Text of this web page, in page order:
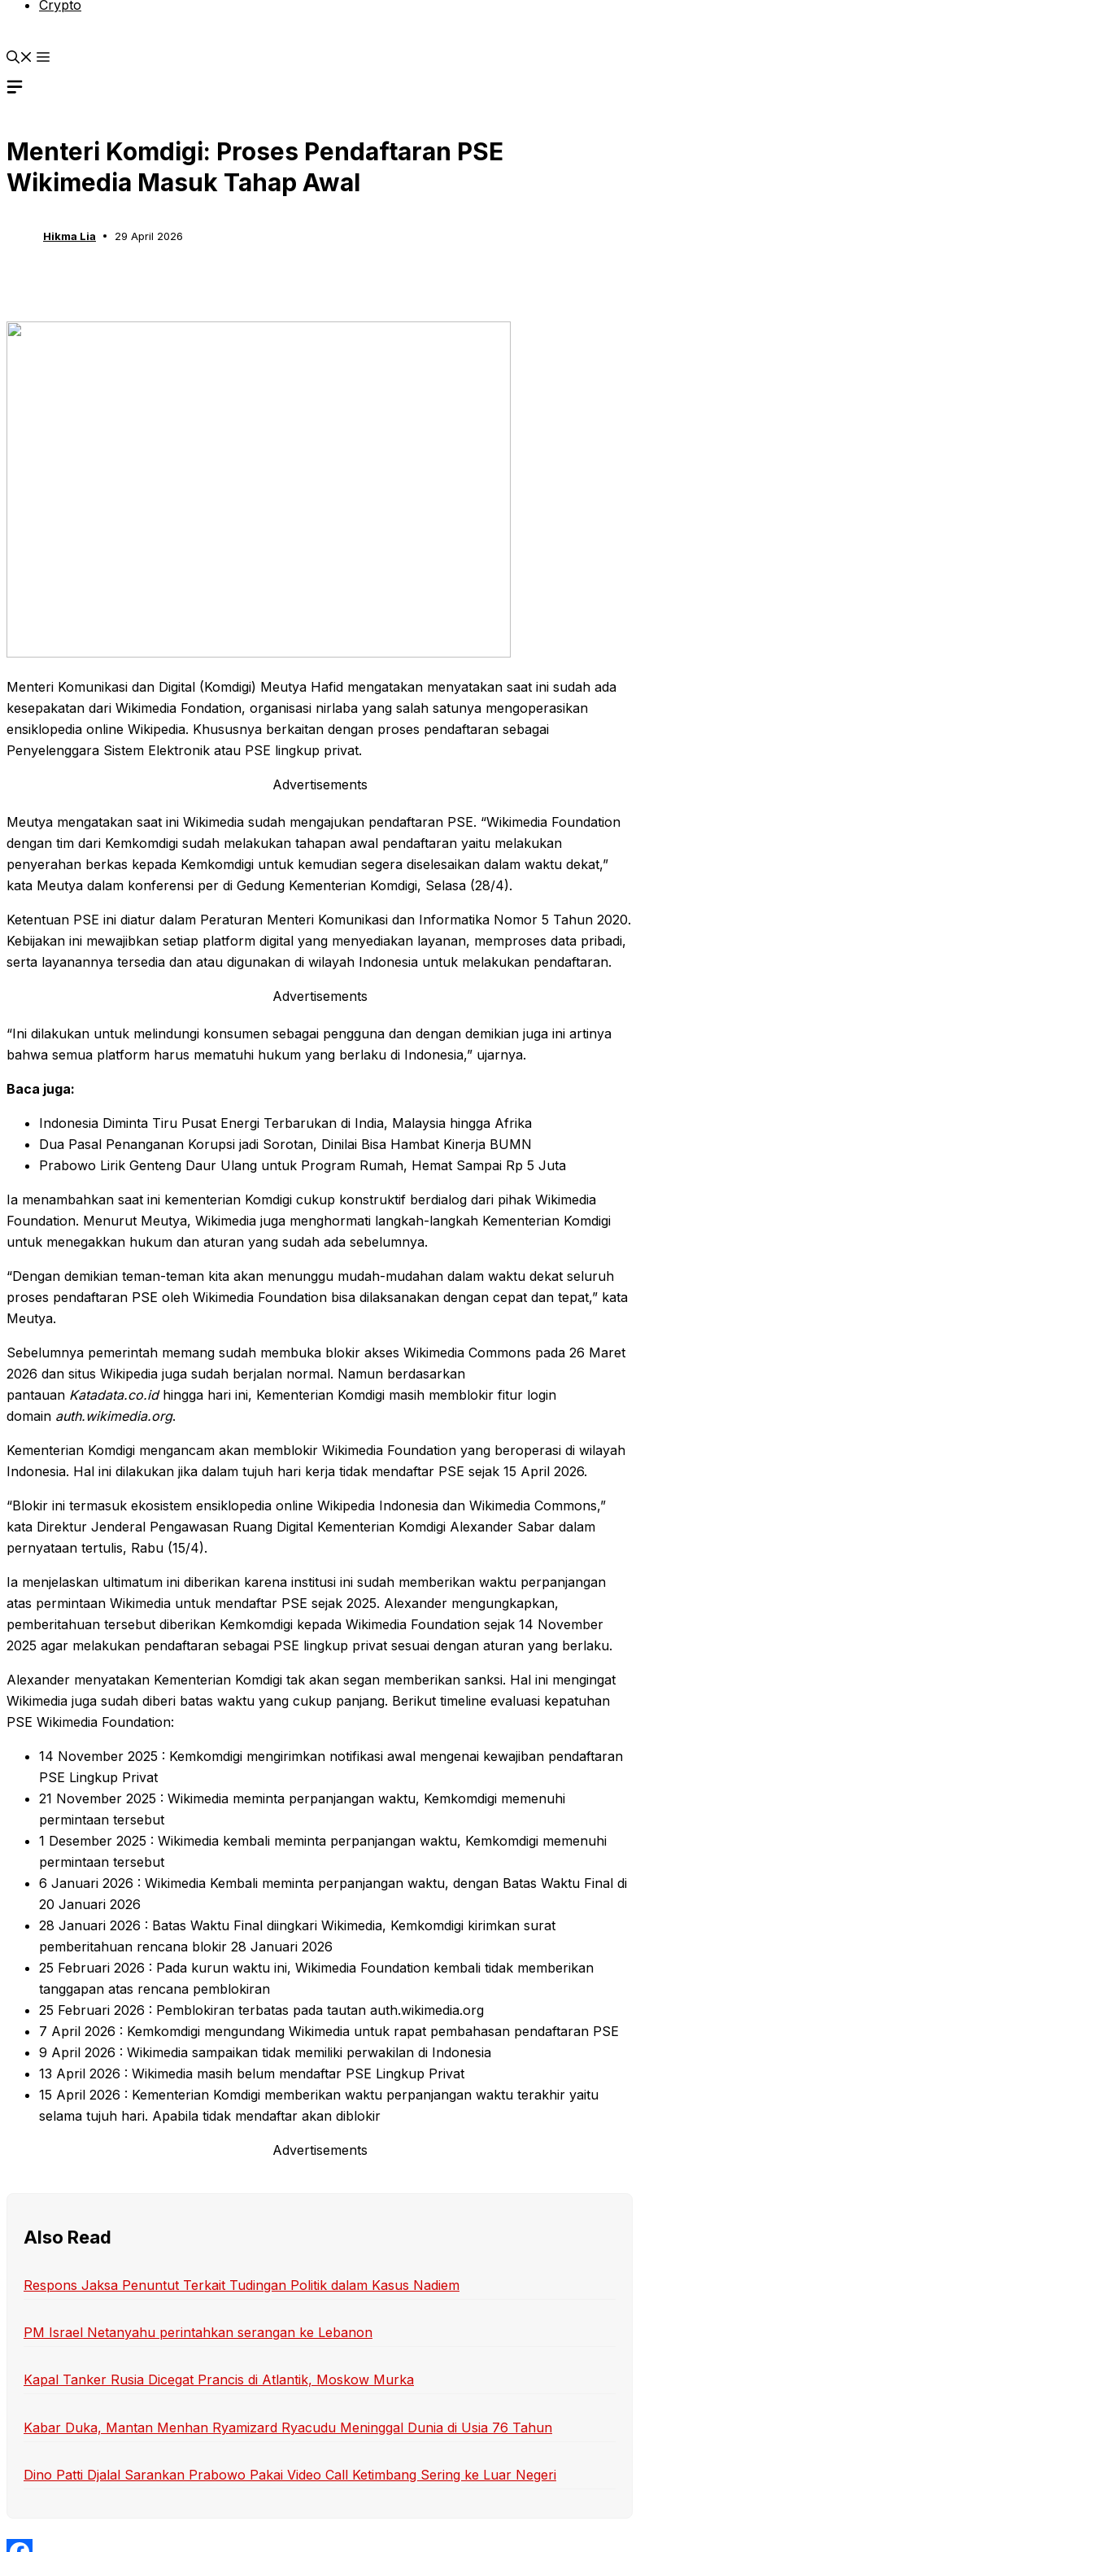
Crypto
Menteri Komdigi: Proses Pendaftaran PSE
Wikimedia Masuk Tahap Awal
Hikma Lia 29 April 2026
Menteri Komunikasi dan Digital (Komdigi) Meutya Hafid mengatakan menyatakan saat ini sudah ada
kesepakatan dari Wikimedia Fondation, organisasi nirlaba yang salah satunya mengoperasikan
ensiklopedia online Wikipedia. Khususnya berkaitan dengan proses pendaftaran sebagai
Penyelenggara Sistem Elektronik atau PSE lingkup privat.
Advertisements
Meutya mengatakan saat ini Wikimedia sudah mengajukan pendaftaran PSE. “Wikimedia Foundation
dengan tim dari Kemkomdigi sudah melakukan tahapan awal pendaftaran yaitu melakukan
penyerahan berkas kepada Kemkomdigi untuk kemudian segera diselesaikan dalam waktu dekat,”
kata Meutya dalam konferensi per di Gedung Kementerian Komdigi, Selasa (28/4).
Ketentuan PSE ini diatur dalam Peraturan Menteri Komunikasi dan Informatika Nomor 5 Tahun 2020.
Kebijakan ini mewajibkan setiap platform digital yang menyediakan layanan, memproses data pribadi,
serta layanannya tersedia dan atau digunakan di wilayah Indonesia untuk melakukan pendaftaran.
Advertisements
“Ini dilakukan untuk melindungi konsumen sebagai pengguna dan dengan demikian juga ini artinya
bahwa semua platform harus mematuhi hukum yang berlaku di Indonesia,” ujarnya.
Baca juga:
Indonesia Diminta Tiru Pusat Energi Terbarukan di India, Malaysia hingga Afrika
Dua Pasal Penanganan Korupsi jadi Sorotan, Dinilai Bisa Hambat Kinerja BUMN
Prabowo Lirik Genteng Daur Ulang untuk Program Rumah, Hemat Sampai Rp 5 Juta
Ia menambahkan saat ini kementerian Komdigi cukup konstruktif berdialog dari pihak Wikimedia
Foundation. Menurut Meutya, Wikimedia juga menghormati langkah-langkah Kementerian Komdigi
untuk menegakkan hukum dan aturan yang sudah ada sebelumnya.
“Dengan demikian teman-teman kita akan menunggu mudah-mudahan dalam waktu dekat seluruh
proses pendaftaran PSE oleh Wikimedia Foundation bisa dilaksanakan dengan cepat dan tepat,” kata
Meutya.
Sebelumnya pemerintah memang sudah membuka blokir akses Wikimedia Commons pada 26 Maret
2026 dan situs Wikipedia juga sudah berjalan normal. Namun berdasarkan
pantauan Katadata.co.idhingga hari ini, Kementerian Komdigi masih memblokir fitur login
domain auth.wikimedia.org.
Kementerian Komdigi mengancam akan memblokir Wikimedia Foundation yang beroperasi di wilayah
Indonesia. Hal ini dilakukan jika dalam tujuh hari kerja tidak mendaftar PSE sejak 15 April 2026.
“Blokir ini termasuk ekosistem ensiklopedia online Wikipedia Indonesia dan Wikimedia Commons,”
kata Direktur Jenderal Pengawasan Ruang Digital Kementerian Komdigi Alexander Sabar dalam
pernyataan tertulis, Rabu (15/4).
Ia menjelaskan ultimatum ini diberikan karena institusi ini sudah memberikan waktu perpanjangan
atas permintaan Wikimedia untuk mendaftar PSE sejak 2025. Alexander mengungkapkan,
pemberitahuan tersebut diberikan Kemkomdigi kepada Wikimedia Foundation sejak 14 November
2025 agar melakukan pendaftaran sebagai PSE lingkup privat sesuai dengan aturan yang berlaku.
Alexander menyatakan Kementerian Komdigi tak akan segan memberikan sanksi. Hal ini mengingat
Wikimedia juga sudah diberi batas waktu yang cukup panjang. Berikut timeline evaluasi kepatuhan
PSE Wikimedia Foundation:
14 November 2025 : Kemkomdigi mengirimkan notifikasi awal mengenai kewajiban pendaftaran
PSE Lingkup Privat
21 November 2025 : Wikimedia meminta perpanjangan waktu, Kemkomdigi memenuhi
permintaan tersebut
1 Desember 2025 : Wikimedia kembali meminta perpanjangan waktu, Kemkomdigi memenuhi
permintaan tersebut
6 Januari 2026 : Wikimedia Kembali meminta perpanjangan waktu, dengan Batas Waktu Final di
20 Januari 2026
28 Januari 2026 : Batas Waktu Final diingkari Wikimedia, Kemkomdigi kirimkan surat
pemberitahuan rencana blokir 28 Januari 2026
25 Februari 2026 : Pada kurun waktu ini, Wikimedia Foundation kembali tidak memberikan
tanggapan atas rencana pemblokiran
25 Februari 2026 : Pemblokiran terbatas pada tautan auth.wikimedia.org
7 April 2026 : Kemkomdigi mengundang Wikimedia untuk rapat pembahasan pendaftaran PSE
9 April 2026 : Wikimedia sampaikan tidak memiliki perwakilan di Indonesia
13 April 2026 : Wikimedia masih belum mendaftar PSE Lingkup Privat
15 April 2026 : Kementerian Komdigi memberikan waktu perpanjangan waktu terakhir yaitu
selama tujuh hari. Apabila tidak mendaftar akan diblokir
Advertisements
Also Read
Respons Jaksa Penuntut Terkait Tudingan Politik dalam Kasus Nadiem
PM Israel Netanyahu perintahkan serangan ke Lebanon
Kapal Tanker Rusia Dicegat Prancis di Atlantik, Moskow Murka
Kabar Duka, Mantan Menhan Ryamizard Ryacudu Meninggal Dunia di Usia 76 Tahun
Dino Patti Djalal Sarankan Prabowo Pakai Video Call Ketimbang Sering ke Luar Negeri